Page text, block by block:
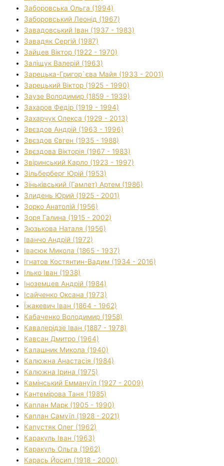
Заборовська Ольга (1994)
Заборовський Леонід (1967)
Завадовський Іван (1937 - 1983)
Завадяк Сергій (1987)
Зайцев Віктор (1922 - 1970)
Заліщук Валерій (1963)
Зарецька-Григор`єва Майя (1933 - 2001)
Зарецький Віктор (1925 - 1990)
Заузе Володимир (1859 - 1939)
Захаров Федір (1919 - 1994)
Захарчук Олекса (1929 - 2013)
Звєздов Андрій (1963 - 1996)
Звєздов Євген (1935 - 1988)
Звєздова Вікторія (1967 - 1983)
Звіринський Карло (1923 - 1997)
Зільберберг Юрій (1953)
Зіньківський (Гамлет) Артем (1986)
Злидень Юрий (1925 - 2001)
Зорко Анатолій (1956)
Зоря Галина (1915 - 2002)
Зюзькова Наталя (1956)
Іванчо Андрій (1972)
Івасюк Микола (1865 - 1937)
Ігнатов Костянтин-Вадим (1934 - 2016)
Ілько Іван (1938)
Іноземцев Андрій (1984)
Ісайченко Оксана (1973)
Їжакевич Іван (1864 - 1962)
Кабаченко Володимир (1958)
Кавалерідзе Іван (1887 - 1978)
Кавсан Дмитро (1964)
Калашник Микола (1940)
Калюжна Анастасія (1984)
Калюжна Ірина (1975)
Камінський Еммануїл (1927 - 2009)
Кантемірова Таня (1985)
Каплан Марк (1905 - 1990)
Каплан Самуїл (1928 - 2021)
Капустяк Олег (1962)
Каракуль Іван (1963)
Каракуль Ольга (1962)
Карась Йосип (1918 - 2000)